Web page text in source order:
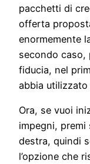
pacchetti di
offerta
enormemente
secondo caso,
fiducia, nel
abbia
Ora, se vuoi
impegni,
destra, quindi
l’opzione che